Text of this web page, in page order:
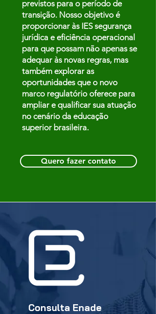
previstos para o período de
transição. Nosso objetivo é
proporcionar às IES segurança
jurídica e eficiência operacional
para que possam não apenas se
adequar às novas regras, mas
também explorar as
oportunidades que o novo
marco regulatório oferece para
ampliar e qualificar sua atuação
no cenário da educação
superior brasileira.
Quero fazer contato
Consulta Enade